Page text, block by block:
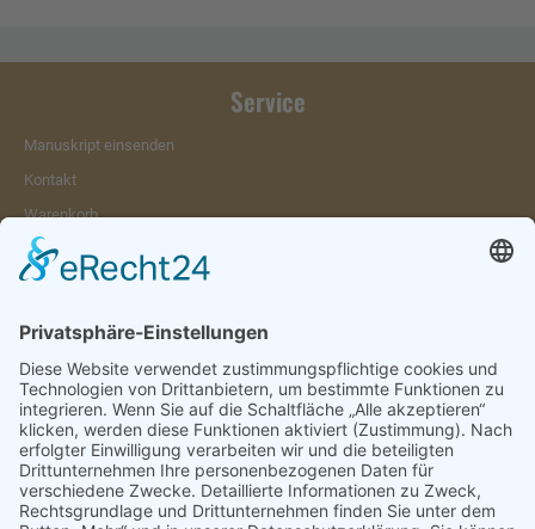
Service
Manuskript einsenden
Kontakt
Warenkorb
Konto
Merkzettel
Vertrag widerrufen
Informationen
Impressum & Disclaimer